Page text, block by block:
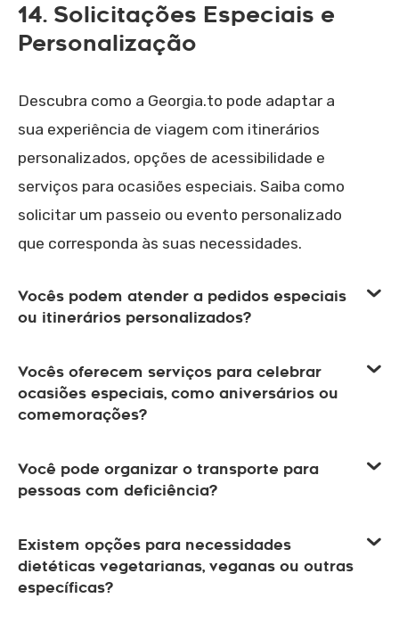
14. Solicitações Especiais e
Personalização
Descubra como a Georgia.to pode adaptar a
sua experiência de viagem com itinerários
personalizados, opções de acessibilidade e
serviços para ocasiões especiais. Saiba como
solicitar um passeio ou evento personalizado
que corresponda às suas necessidades.
Vocês podem atender a pedidos especiais
ou itinerários personalizados?
Vocês oferecem serviços para celebrar
ocasiões especiais, como aniversários ou
comemorações?
Você pode organizar o transporte para
pessoas com deficiência?
Existem opções para necessidades
dietéticas vegetarianas, veganas ou outras
específicas?